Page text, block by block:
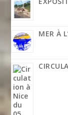
MER À